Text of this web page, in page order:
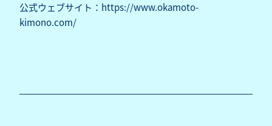
公式ウェブサイト： https://www.okamoto-
kimono.com/